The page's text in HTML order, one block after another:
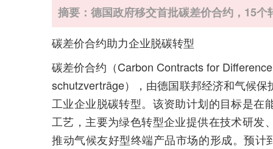
摘要：德国政府移交首批碳差价合约，15个
碳差价合约助力企业脱碳转型
碳差价合约（Carbon Contracts for
schutzverträge），由德国联邦经济和气候
工业企业脱碳转型。该资助计划的目标是在
工艺，主要为绿色转型企业提供在技术研发
推动气候友好型终端产品市场的形成。预